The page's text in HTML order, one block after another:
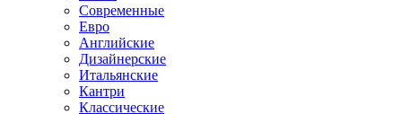
Современные
Евро
Английские
Дизайнерские
Итальянские
Кантри
Классические